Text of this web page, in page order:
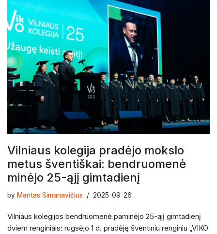
Vilniaus kolegija pradėjo mokslo
metus šventiškai: bendruomenė
minėjo 25-ąjį gimtadienį
by Mantas Simanavičius 2025-09-26
Vilniaus kolegijos bendruomenė paminėjo 25-ąjį gimtadienį
dviem renginiais: rugsėjo 1 d. pradėję šventiniu renginiu „VIKO